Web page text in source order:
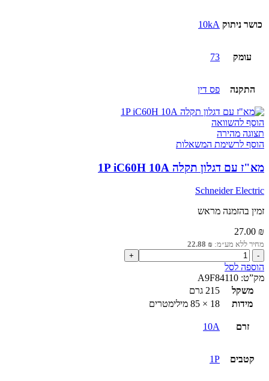
כושר ניתוק 10kA
עומק 73
התקנה פס דין
הוסף להשוואה
תצוגה מהירה
הוסף לרשימת המשאלות
מא"ז עם דגלון תקלה 1P iC60H 10A
Schneider Electric
זמין בהזמנה מראש
27.00 ₪
מחיר ללא מע״מ: 22.88 ₪
כמות
של
מא"ז
עם
דגלון
תקלה
iC60H
הוספה לסל
מק”ט: A9F84110
משקל
215 גרם
מידות
18 × 85 מילימטרים
זרם 10A
קטבים 1P